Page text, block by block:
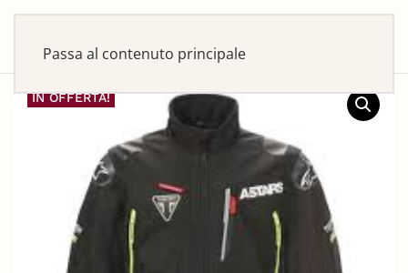
Passa al contenuto principale
IN OFFERTA!